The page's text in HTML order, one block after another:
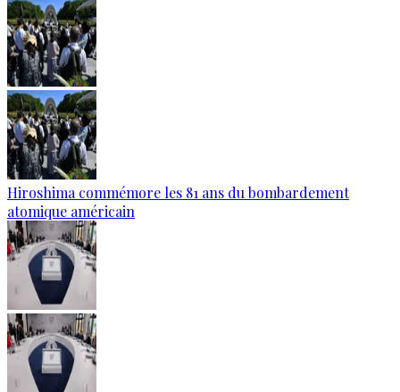
Hiroshima commémore les 81 ans du bombardement
atomique américain